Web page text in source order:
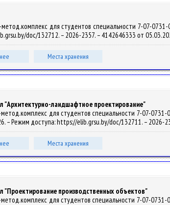
для студентов специальности 7-07-
doc/132712. – 2026-2357. – 4142646333 от
Места хранения
"Архитектурно-ландшафтное проектирование"
для студентов специальности 7-07-
– Режим доступа: https://elib.grsu.by/doc/132711. – 2026-
Места хранения
"Проектирование производственных объектов"
для студентов специальности 7-07-